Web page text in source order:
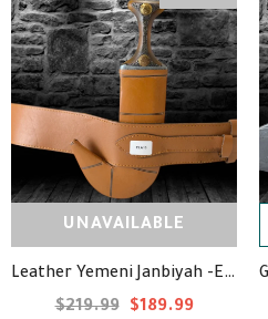
UNAVAILABLE
Leather Yemeni Janbiyah -ELA10- جنبية جلد
$219.99 $189.99